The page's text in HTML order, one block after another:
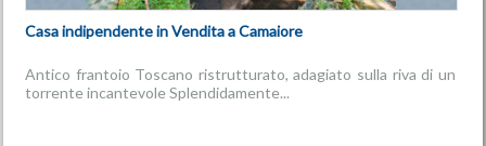
Casa indipendente in Vendita a Camaiore
Antico frantoio Toscano ristrutturato, adagiato sulla riva di un
torrente incantevole Splendidamente...